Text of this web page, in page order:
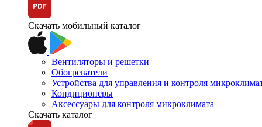
Скачать мобильный каталог
Вентиляторы и решетки
Обогреватели
Устройства для управления и контроля
Кондиционеры
Аксессуары для контроля микроклимата
Скачать каталог